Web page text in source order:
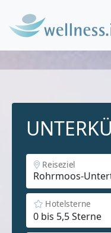
Reiseziel
Hotelsterne